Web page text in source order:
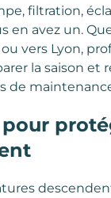
filtration,
en avez un.
vers Lyon,
la saison et
de